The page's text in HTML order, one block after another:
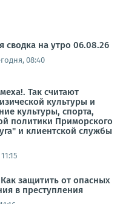
сводка на утро 06.08.26
08:40
Так считают
культуры и
культуры, спорта,
политики Приморского
и клиентской службы
защитить от опасных
в преступления